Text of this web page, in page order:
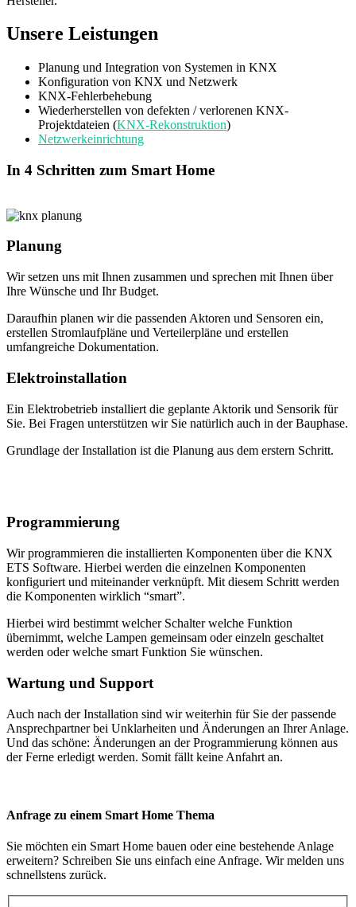
Unsere Leistungen
Planung und Integration von Systemen in KNX
Konfiguration von KNX und Netzwerk
KNX-Fehlerbehebung
Wiederherstellen von defekten / verlorenen KNX-
Projektdateien (KNX-Rekonstruktion)
Netzwerkeinrichtung
In 4 Schritten zum Smart Home
Planung
Wir setzen uns mit Ihnen zusammen und sprechen mit Ihnen über
Ihre Wünsche und Ihr Budget.
Daraufhin planen wir die passenden Aktoren und Sensoren ein,
erstellen Stromlaufpläne und Verteilerpläne und erstellen
umfangreiche Dokumentation.
Elektroinstallation
Ein Elektrobetrieb installiert die geplante Aktorik und Sensorik für
Sie. Bei Fragen unterstützen wir Sie natürlich auch in der Bauphase.
Grundlage der Installation ist die Planung aus dem erstern Schritt.
Programmierung
Wir programmieren die installierten Komponenten über die KNX
ETS Software. Hierbei werden die einzelnen Komponenten
konfiguriert und miteinander verknüpft. Mit diesem Schritt werden
die Komponenten wirklich “smart”.
Hierbei wird bestimmt welcher Schalter welche Funktion
übernimmt, welche Lampen gemeinsam oder einzeln geschaltet
werden oder welche smart Funktion Sie wünschen.
Wartung und Support
Auch nach der Installation sind wir weiterhin für Sie der passende
Ansprechpartner bei Unklarheiten und Änderungen an Ihrer Anlage.
Und das schöne: Änderungen an der Programmierung können aus
der Ferne erledigt werden. Somit fällt keine Anfahrt an.
Anfrage zu einem Smart Home Thema
Sie möchten ein Smart Home bauen oder eine bestehende Anlage
erweitern? Schreiben Sie uns einfach eine Anfrage. Wir melden uns
schnellstens zurück.